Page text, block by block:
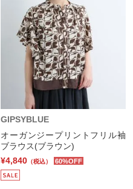
GIPSYBLUE
オーガンジープリントフリル袖
ブラウス(ブラウン)
¥4,840 （税込） 60%OFF